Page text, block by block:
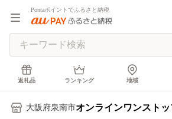
Pontaポイントでふるさと納税
返礼品 ランキング 地域
大阪府泉南市オンラインワンスト